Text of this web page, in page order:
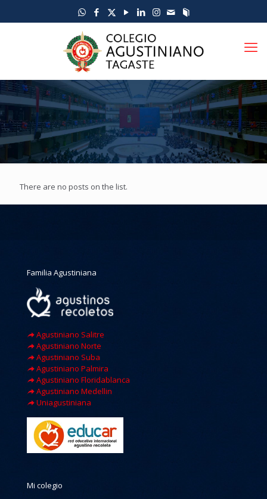
There are no posts on the list.
Familia Agustiniana
Agustiniano Salitre
Agustiniano Norte
Agustiniano Suba
Agustiniano Palmira
Agustiniano Floridablanca
Agustiniano Medellin
Uniagustiniana
Mi colegio